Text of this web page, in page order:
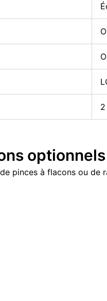
pinces à flacons ou de